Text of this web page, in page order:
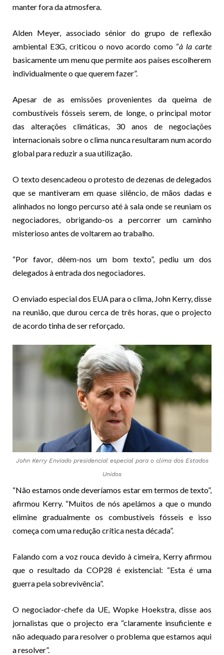
manter fora da atmosfera.
Alden Meyer, associado sénior do grupo de reflexão
ambiental E3G, criticou o novo acordo como “à la carte
basicamente um menu que permite aos países escolherem
individualmente o que querem fazer”.
Apesar de as emissões provenientes da queima de
combustíveis fósseis serem, de longe, o principal motor
das alterações climáticas, 30 anos de negociações
internacionais sobre o clima nunca resultaram num acordo
global para reduzir a sua utilização.
O texto desencadeou o protesto de dezenas de delegados
que se mantiveram em quase silêncio, de mãos dadas e
alinhados no longo percurso até à sala onde se reuniam os
negociadores, obrigando-os a percorrer um caminho
misterioso antes de voltarem ao trabalho.
“Por favor, dêem-nos um bom texto”, pediu um dos
delegados à entrada dos negociadores.
O enviado especial dos EUA para o clima, John Kerry, disse
na reunião, que durou cerca de três horas, que o projecto
de acordo tinha de ser reforçado.
John Kerry Enviado presidencial especial para o clima dos Estados
Unidos
“Não estamos onde deveríamos estar em termos de texto”,
afirmou Kerry. “Muitos de nós apelámos a que o mundo
elimine gradualmente os combustíveis fósseis e isso
começa com uma redução crítica nesta década”.
Falando com a voz rouca devido à cimeira, Kerry afirmou
que o resultado da COP28 é existencial: “Esta é uma
guerra pela sobrevivência”.
O negociador-chefe da UE, Wopke Hoekstra, disse aos
jornalistas que o projecto era “claramente insuficiente e
não adequado para resolver o problema que estamos aqui
a resolver”.